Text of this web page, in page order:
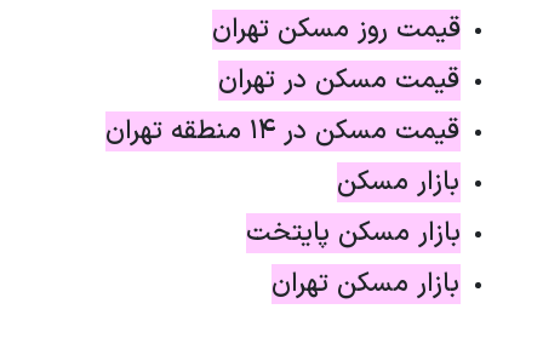
قیمت روز مسکن تهران
قیمت مسکن در تهران
قیمت مسکن در ۱۴ منطقه تهران
بازار مسکن
بازار مسکن پایتخت
بازار مسکن تهران